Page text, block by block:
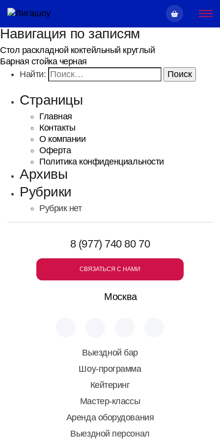
Навигация по записям
Стол раскладной коктейльный круглый
Барная стойка черная
Найти:
Страницы
Главная
Контакты
О компании
Оферта
Политика конфиденциальности
Архивы
Рубрики
Рубрик нет
8 (977) 740 80 70
СВЯЗАТЬСЯ С НАМИ
Москва
Выездной бар
Шоу-программа
Кейтеринг
Мастер-классы
Аренда оборудования
Выездной персонал